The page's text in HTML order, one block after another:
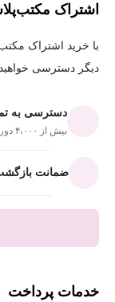
اشتراک
دیگر دسترسی
دسترسی به
بیش از ۴،۰۰۰ دوره
ضمانت
خدمات پرداخت